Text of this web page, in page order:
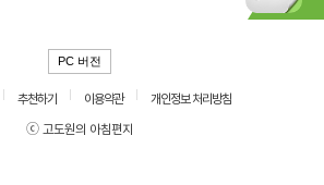
PC 버전
추천하기 이용약관
개인정보 처리방침
ⓒ 고도원의 아침편지